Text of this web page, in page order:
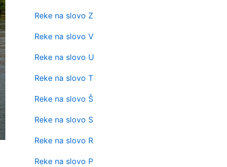
Reke na slovo Z
Reke na slovo V
Reke na slovo U
Reke na slovo T
Reke na slovo Š
Reke na slovo S
Reke na slovo R
Reke na slovo P